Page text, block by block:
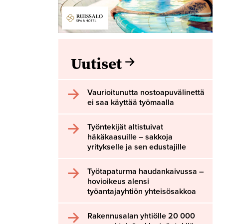
Uutiset
Vaurioitunutta nostoapuvälinettä
ei saa käyttää työmaalla
Työntekijät altistuivat
häkäkaasuille – sakkoja
yritykselle ja sen edustajille
Työtapaturma haudankaivussa –
hovioikeus alensi
työantajayhtiön yhteisösakkoa
Rakennusalan yhtiölle 20 000